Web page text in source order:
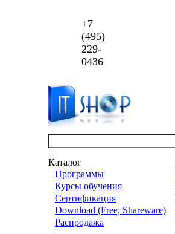
+7
(495)
229-
0436
Каталог
Программы
Курсы обучения
Сертификация
Download (Free, Shareware)
Распродажа